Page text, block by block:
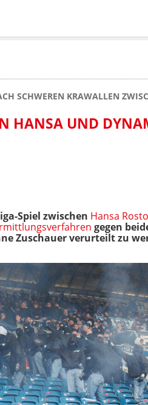
SCHWEREN KRAWALLEN
HANSA UND
Spiel zwischen Hansa
gegen
Zuschauer verurteilt zu